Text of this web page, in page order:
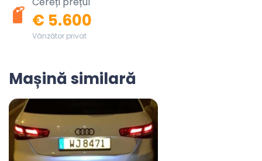
€ 5.600
Vânzător privat
Mașină similară